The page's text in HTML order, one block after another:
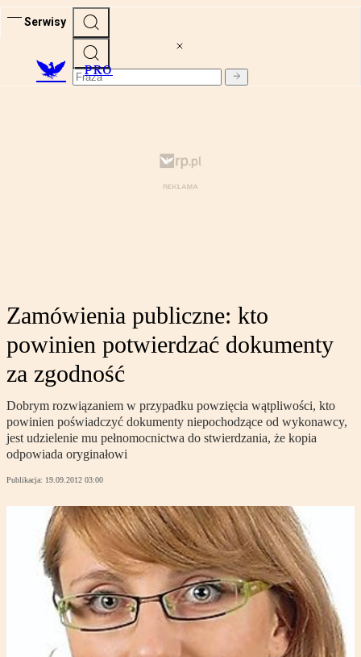
Serwisy
PRO
Zamówienia publiczne: kto
powinien potwierdzać dokumenty
za zgodność
Dobrym rozwiązaniem w przypadku powzięcia wątpliwości, kto
powinien poświadczyć dokumenty niepochodzące od wykonawcy,
jest udzielenie mu pełnomocnictwa do stwierdzania, że kopia
odpowiada oryginałowi
Publikacja: 19.09.2012 03:00